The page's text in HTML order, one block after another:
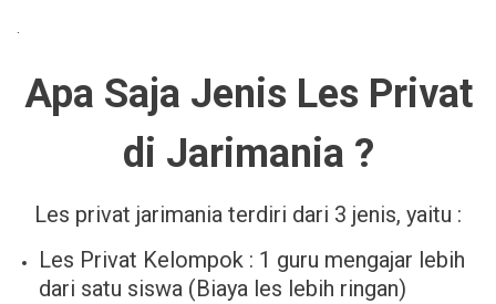
Apa Saja Jenis Les Privat
di Jarimania ?
Les privat jarimania terdiri dari 3 jenis, yaitu :
Les Privat Kelompok : 1 guru mengajar lebih
dari satu siswa (Biaya les lebih ringan)